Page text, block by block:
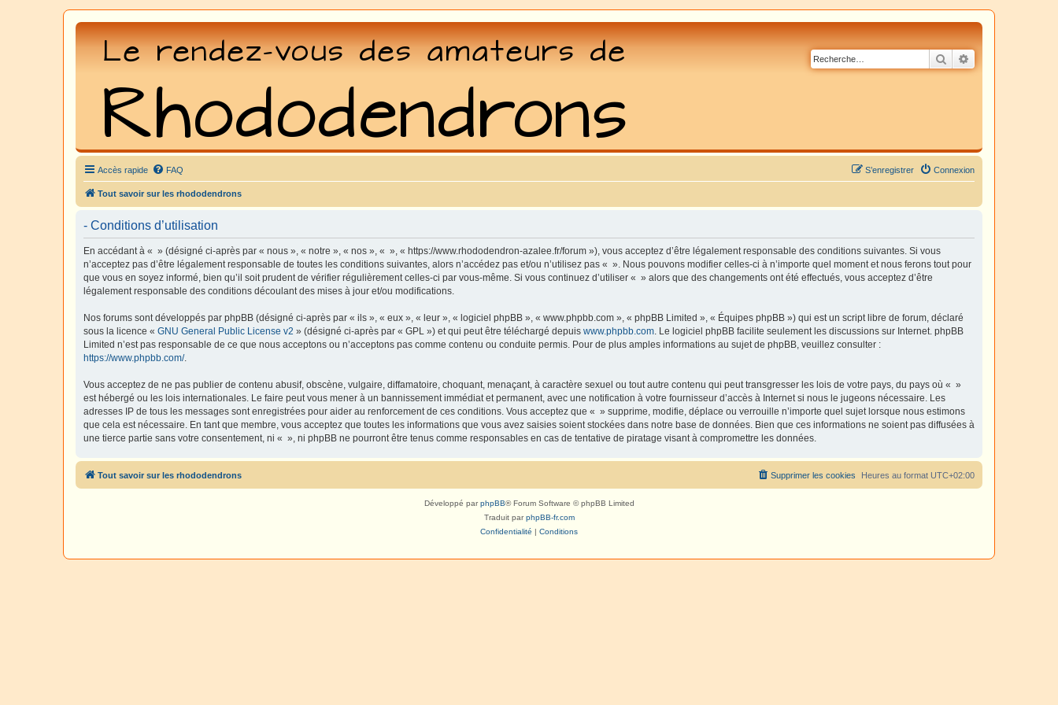
Rechercher
Accès rapide FAQ Connexion
S’enregistrer
Tout savoir sur les rhododendrons
- Conditions d’utilisation
En accédant à « » (désigné ci-après par « nous », « notre », « nos », « », « https://www.rhododendron-azalee.fr/forum »), vous acceptez d’être légalement responsable des conditions suivantes. Si vous
n’acceptez pas d’être légalement responsable de toutes les conditions suivantes, alors n’accédez pas et/ou n’utilisez pas « ». Nous pouvons modifier celles-ci à n’importe quel moment et nous ferons tout pour
que vous en soyez informé, bien qu’il soit prudent de vérifier régulièrement celles-ci par vous-même. Si vous continuez d’utiliser « » alors que des changements ont été effectués, vous acceptez d’être
légalement responsable des conditions découlant des mises à jour et/ou modifications.
Nos forums sont développés par phpBB (désigné ci-après par « ils », « eux », « leur », « logiciel phpBB », « www.phpbb.com », « phpBB Limited », « Équipes phpBB ») qui est un script libre de forum, déclaré
sous la licence « GNU General Public License v2 » (désigné ci-après par « GPL ») et qui peut être téléchargé depuis www.phpbb.com. Le logiciel phpBB facilite seulement les discussions sur Internet. phpBB
Limited n’est pas responsable de ce que nous acceptons ou n’acceptons pas comme contenu ou conduite permis. Pour de plus amples informations au sujet de phpBB, veuillez consulter :
https://www.phpbb.com/.
Vous acceptez de ne pas publier de contenu abusif, obscène, vulgaire, diffamatoire, choquant, menaçant, à caractère sexuel ou tout autre contenu qui peut transgresser les lois de votre pays, du pays où « »
est hébergé ou les lois internationales. Le faire peut vous mener à un bannissement immédiat et permanent, avec une notification à votre fournisseur d’accès à Internet si nous le jugeons nécessaire. Les
adresses IP de tous les messages sont enregistrées pour aider au renforcement de ces conditions. Vous acceptez que « » supprime, modifie, déplace ou verrouille n’importe quel sujet lorsque nous estimons
que cela est nécessaire. En tant que membre, vous acceptez que toutes les informations que vous avez saisies soient stockées dans notre base de données. Bien que ces informations ne soient pas diffusées à
une tierce partie sans votre consentement, ni « », ni phpBB ne pourront être tenus comme responsables en cas de tentative de piratage visant à compromettre les données.
Tout savoir sur les rhododendrons Heures au format UTC+02:00
Supprimer les cookies
Développé parphpBB® Forum Software © phpBB Limited
Traduit parphpBB-fr.com
Confidentialité | Conditions